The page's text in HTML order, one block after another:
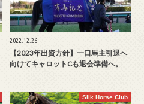
2022.12.26
【2023年出資方針】一口馬主引退へ
向けてキャロットCも退会準備へ。
Silk Horse Club